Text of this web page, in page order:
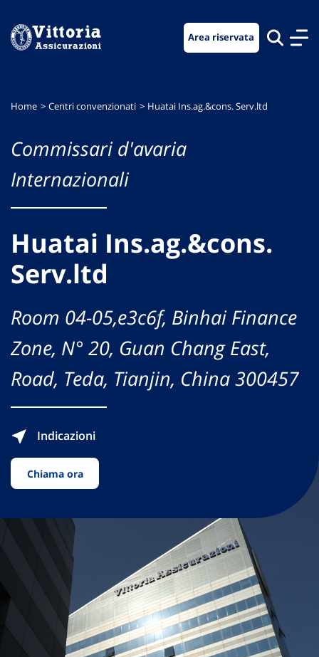
menu
contenuto
footer
Area riservata
Home Centri convenzionati Huatai Ins.ag.&cons. Serv.ltd
Commissari d'avaria
Internazionali
Huatai Ins.ag.&cons.
Serv.ltd
Room 04-05,e3c6f, Binhai Finance
Zone, N° 20, Guan Chang East,
Road, Teda, Tianjin, China 300457
Indicazioni
Chiama ora